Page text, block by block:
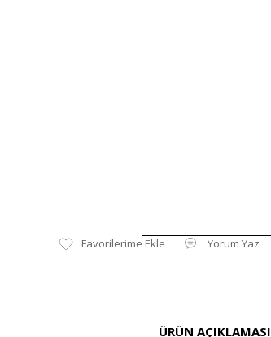
Yorum Yaz
ÜRÜN AÇIKLAMASI